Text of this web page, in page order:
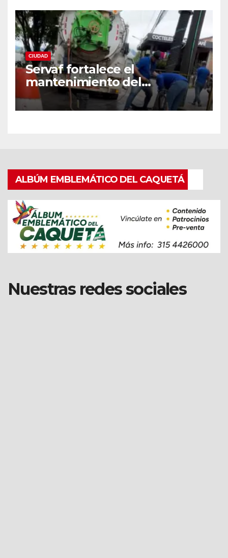
CIUDAD
Servaf fortalece el
mantenimiento del
alcantarillado en Florencia
con equipo Vactor.
ALBÚM EMBLEMÁTICO DEL CAQUETÁ
Nuestras redes sociales